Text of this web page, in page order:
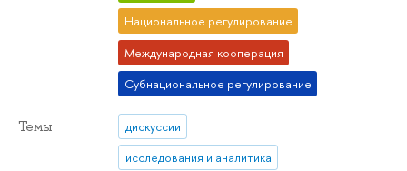
Национальное регулирование
Международная кооперация
Субнациональное регулирование
Темы
дискуссии
исследования и аналитика